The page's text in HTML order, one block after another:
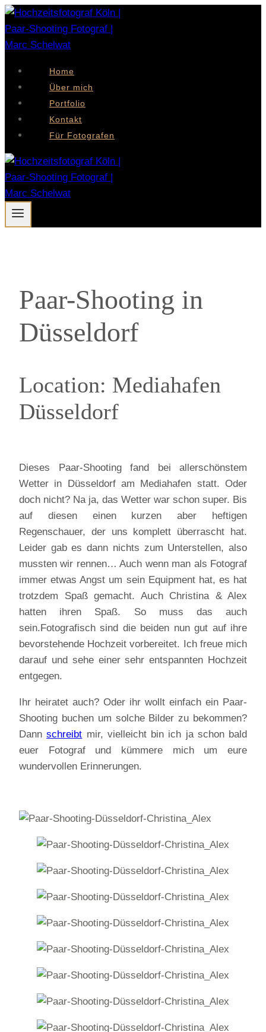
Zum
Inhalt
springen
Home
Über mich
Portfolio
Kontakt
Für Fotografen
Paar-Shooting in
Düsseldorf
Location: Mediahafen
Düsseldorf
Dieses Paar-Shooting fand bei allerschönstem
Wetter in Düsseldorf am Mediahafen statt. Oder
doch nicht? Na ja, das Wetter war schon super. Bis
auf diesen einen kurzen aber heftigen
Regenschauer, der uns komplett überrascht hat.
Leider gab es dann nichts zum Unterstellen, also
mussten wir rennen… Auch wenn man als Fotograf
immer etwas Angst um sein Equipment hat, es hat
trotzdem Spaß gemacht. Auch Christina & Alex
hatten ihren Spaß. So muss das auch
sein.Fotografisch sind die beiden nun gut auf ihre
bevorstehende Hochzeit vorbereitet. Ich freue mich
darauf und sehe einer sehr entspannten Hochzeit
entgegen.
Ihr heiratet auch? Oder ihr wollt einfach ein Paar-
Shooting buchen um solche Bilder zu bekommen?
Dannschreibt mir, vielleicht bin ich ja schon bald
euer Fotograf und kümmere mich um eure
wundervollen Erinnerungen.